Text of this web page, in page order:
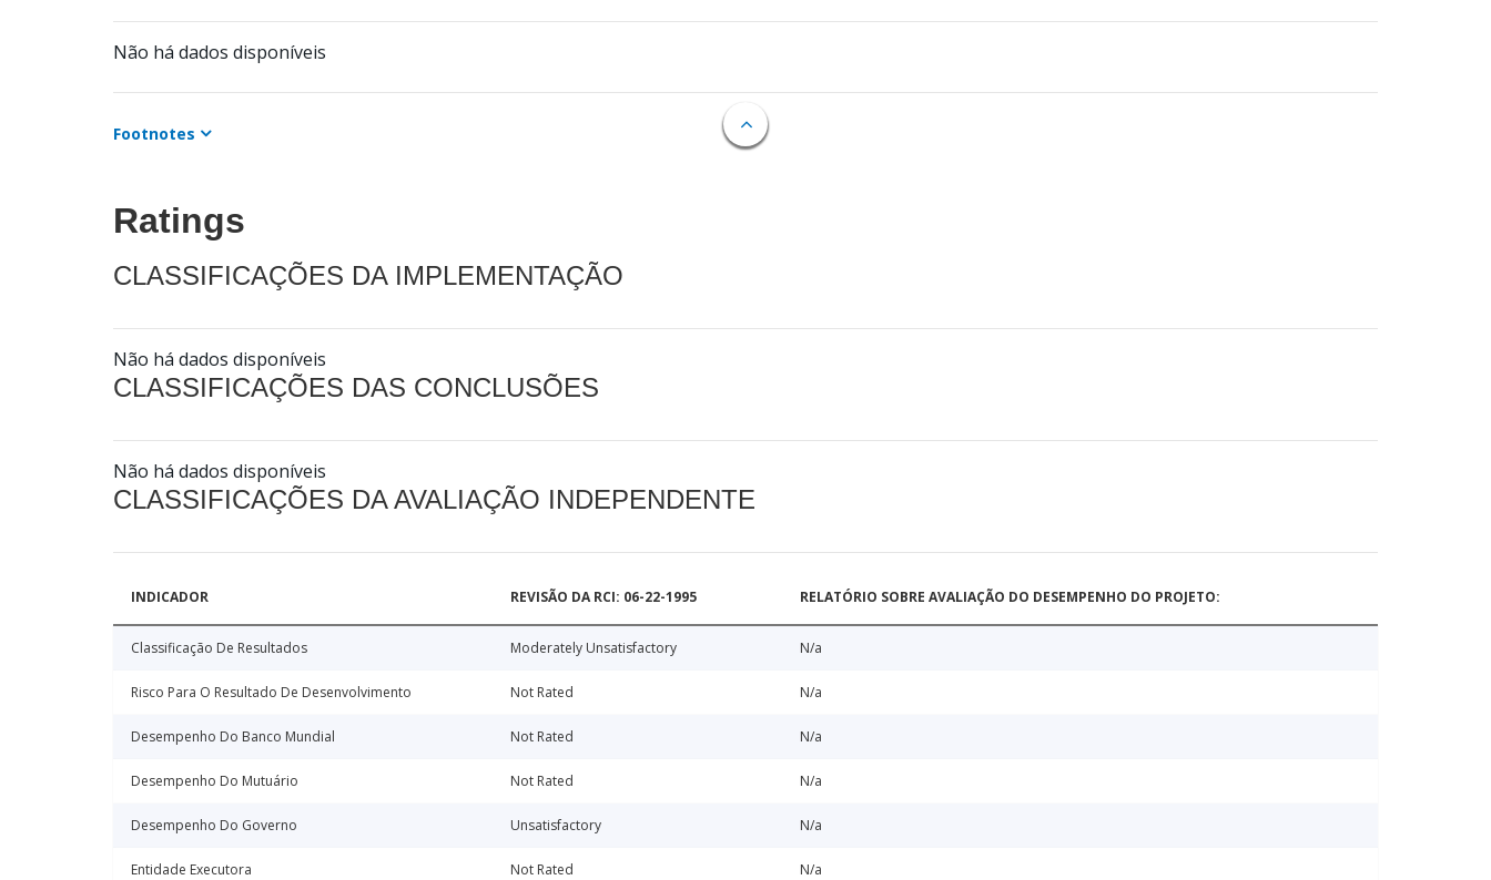
Não há dados disponíveis
Footnotes
Ratings
CLASSIFICAÇÕES DA IMPLEMENTAÇÃO
Não há dados disponíveis
CLASSIFICAÇÕES DAS CONCLUSÕES
Não há dados disponíveis
CLASSIFICAÇÕES DA AVALIAÇÃO INDEPENDENTE
INDICADOR REVISÃO DA RCI: 06-22-1995 RELATÓRIO SOBRE AVALIAÇÃO DO DESEMPENHO DO PROJETO:
Classificação De Resultados Moderately Unsatisfactory N/a
Risco Para O Resultado De Desenvolvimento Not Rated N/a
Desempenho Do Banco Mundial Not Rated N/a
Desempenho Do Mutuário Not Rated N/a
Desempenho Do Governo Unsatisfactory N/a
Entidade Executora Not Rated N/a